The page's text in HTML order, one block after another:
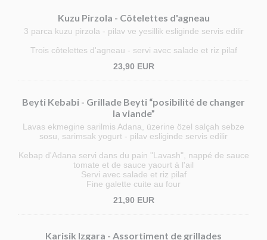
Kuzu Pirzola - Côtelettes d'agneau
3 parca kuzu pirzola - pilav ve yesillik esliginde servis edilir
Trois côtelettes d'agneau - servi avec salade et riz pilaf
23,90 EUR
Beyti Kebabi - Grillade Beyti “posibilité de changer
la viande”
Lavas ekmegine sarilmis Adana, üzerine özel salçah sebze
sosu, sarimsak yogurt - pilav esliginde servis edilir
Kebap d'Adana servi dans du pain "Lavash", nappé de sauce
tomate et de sauce yaourt à l'ail
Servi avec salade et riz pilaf
Fine galette cuite au four
21,90 EUR
Karisik Izgara - Assortiment de grillades